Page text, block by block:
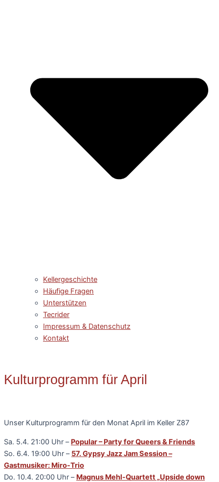
Kellergeschichte
Häufige Fragen
Unterstützen
Tecrider
Impressum & Datenschutz
Kontakt
Kulturprogramm für April
Unser Kulturprogramm für den Monat April im Keller Z87
Sa. 5.4. 21:00 Uhr – Popular – Party for Queers & Friends
So. 6.4. 19:00 Uhr – 57. Gypsy Jazz Jam Session –
Gastmusiker: Miro-Trio
Do. 10.4. 20:00 Uhr – Magnus Mehl-Quartett „Upside down